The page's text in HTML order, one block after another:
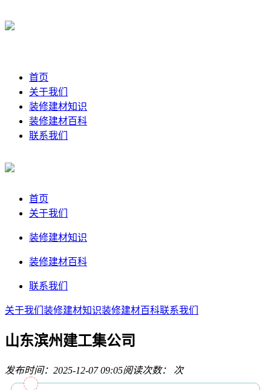
首页
关于我们
装修建材知识
装修建材百科
联系我们
首页
关于我们
装修建材知识
装修建材百科
联系我们
关于我们 装修建材知识装修建材百科联系我们
山东滨州建工集公司
发布时间：2025-12-07 09:05阅读次数： 次